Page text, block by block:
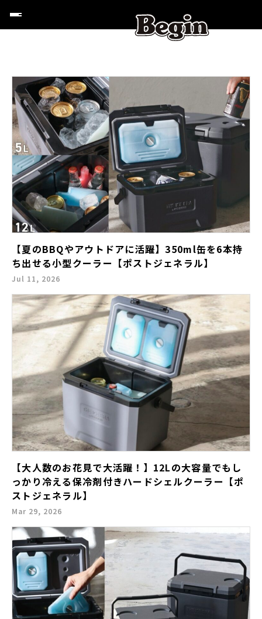
【夏のBBQやアウトドアに活躍】350ml缶を6本持
ち出せる小型クーラー【ポストジェネラル】
Jul 11, 2026
【大人数のお花見で大活躍！】12Lの大容量でもし
っかり冷える保冷剤付きハードシェルクーラー【ポ
ストジェネラル】
Mar 29, 2026